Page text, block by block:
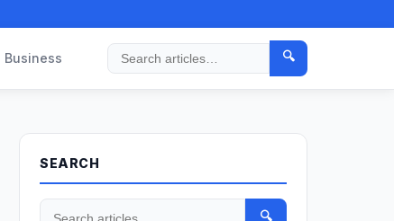
Business
Search
🔍
SEARCH
🔍